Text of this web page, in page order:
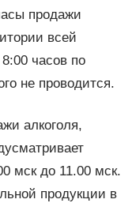
продажи
всей
часов по
не проводится.
алкоголя,
мск до 11.00 мск.
продукции в